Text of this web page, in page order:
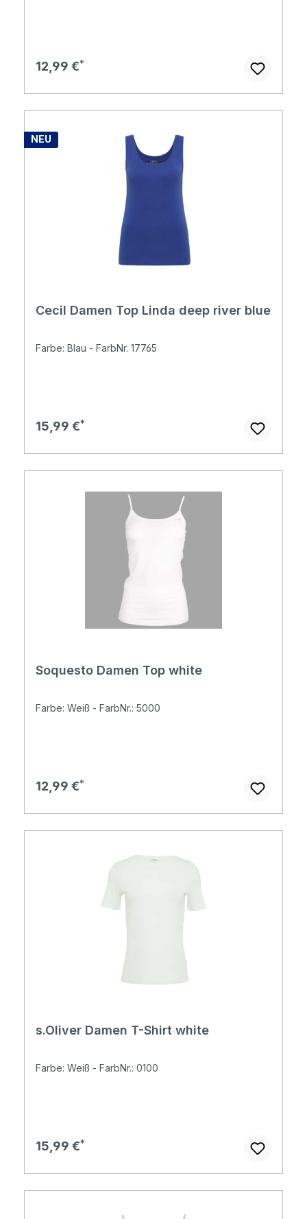
Regulärer Preis:
12,99 €
NEU
Cecil Damen Top Linda deep river blue
Farbe: Blau - FarbNr. 17765
Regulärer Preis:
15,99 €
Soquesto Damen Top white
Farbe: Weiß - FarbNr.: 5000
Regulärer Preis:
12,99 €
s.Oliver Damen T-Shirt white
Farbe: Weiß - FarbNr.: 0100
Regulärer Preis:
15,99 €